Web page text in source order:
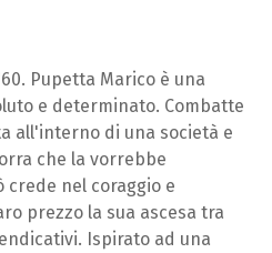
Pupetta Marico è una
e determinato. Combatte
all'interno di una società e
che la vorrebbe
crede nel coraggio e
prezzo la sua ascesa tra
Ispirato ad una